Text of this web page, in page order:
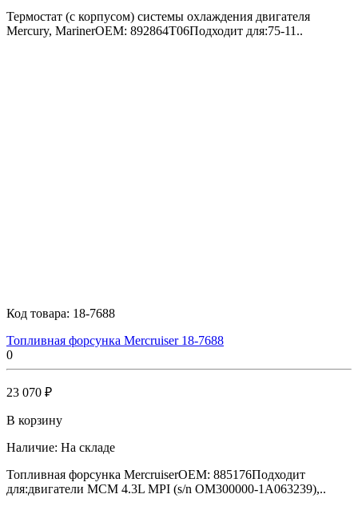
Термостат (с корпусом) системы охлаждения двигателя
Mercury, MarinerOEM: 892864T06Подходит для:75-11..
Код товара: 18-7688
Топливная форсунка Mercruiser 18-7688
0
23 070 ₽
В корзину
Наличие: На складе
Топливная форсунка MercruiserOEM: 885176Подходит
для:двигатели MCM 4.3L MPI (s/n OM300000-1A063239),..